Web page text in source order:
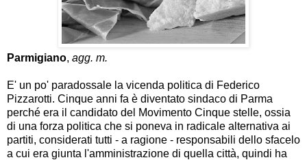
Parmigiano, agg. m.
E' un po' paradossale la vicenda politica di Federico
Pizzarotti. Cinque anni fa è diventato sindaco di Parma
perché era il candidato del Movimento Cinque stelle, ossia
di una forza politica che si poneva in radicale alternativa ai
partiti, considerati tutti - a ragione - responsabili dello sfacelo
a cui era giunta l'amministrazione di quella città, quindi ha